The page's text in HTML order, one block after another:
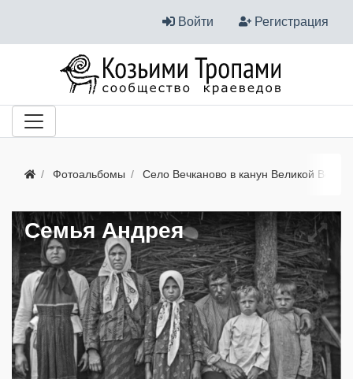
Войти Регистрация
Фотоальбомы Село Вечканово в канун Великой Войны
Семья Андрея